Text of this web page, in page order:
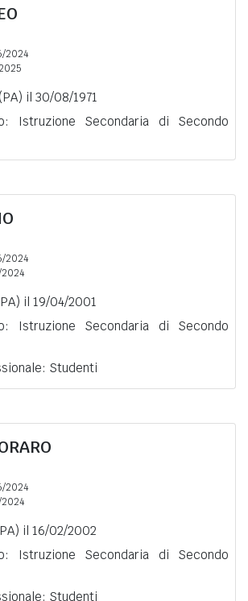
2024
il 30/08/1971
Istruzione Secondaria di Secondo
2024
il 19/04/2001
Istruzione Secondaria di Secondo
Studenti
2024
il 16/02/2002
Istruzione Secondaria di Secondo
Studenti